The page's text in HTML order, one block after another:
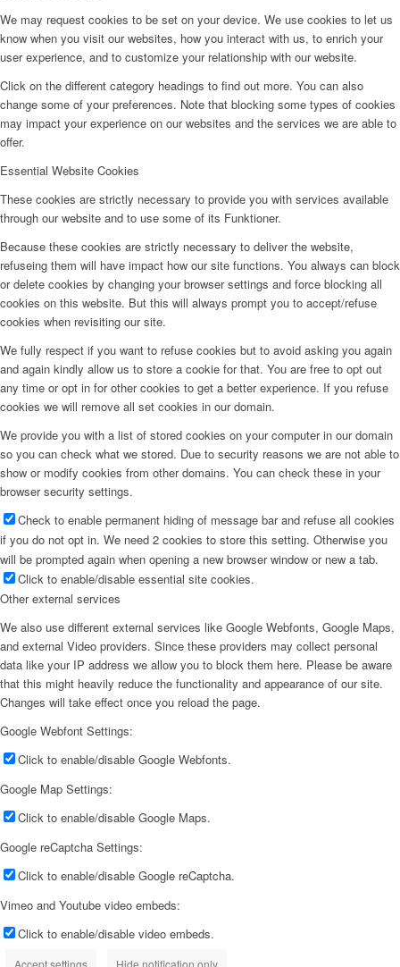
We may request cookies to be set on your device. We use cookies to let us
know when you visit our websites, how you interact with us, to enrich your
user experience, and to customize your relationship with our website.
Click on the different category headings to find out more. You can also
change some of your preferences. Note that blocking some types of cookies
may impact your experience on our websites and the services we are able to
offer.
Essential Website Cookies
These cookies are strictly necessary to provide you with services available
through our website and to use some of its Funktioner.
Because these cookies are strictly necessary to deliver the website,
refuseing them will have impact how our site functions. You always can block
or delete cookies by changing your browser settings and force blocking all
cookies on this website. But this will always prompt you to accept/refuse
cookies when revisiting our site.
We fully respect if you want to refuse cookies but to avoid asking you again
and again kindly allow us to store a cookie for that. You are free to opt out
any time or opt in for other cookies to get a better experience. If you refuse
cookies we will remove all set cookies in our domain.
We provide you with a list of stored cookies on your computer in our domain
so you can check what we stored. Due to security reasons we are not able to
show or modify cookies from other domains. You can check these in your
browser security settings.
Check to enable permanent hiding of message bar and refuse all cookies
if you do not opt in. We need 2 cookies to store this setting. Otherwise you
will be prompted again when opening a new browser window or new a tab.
Click to enable/disable essential site cookies.
Other external services
We also use different external services like Google Webfonts, Google Maps,
and external Video providers. Since these providers may collect personal
data like your IP address we allow you to block them here. Please be aware
that this might heavily reduce the functionality and appearance of our site.
Changes will take effect once you reload the page.
Google Webfont Settings:
Click to enable/disable Google Webfonts.
Google Map Settings:
Click to enable/disable Google Maps.
Google reCaptcha Settings:
Click to enable/disable Google reCaptcha.
Vimeo and Youtube video embeds:
Click to enable/disable video embeds.